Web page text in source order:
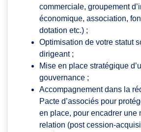
commerciale, groupement
économique, association,
dotation etc.) ;
Optimisation de votre statut
dirigeant ;
Mise en place stratégique
gouvernance ;
Accompagnement dans la
Pacte d’associés pour
en place, pour encadrer une
relation (post cession-